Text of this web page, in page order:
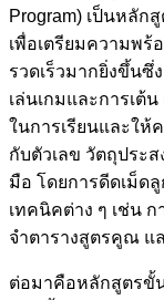
Program) เป็นหลัก
เพื่อเตรียมความพร้
รวดเร็วมากยิ่งขึ้นซึ่
เล่นเกมและการเต้
ในการเรียนและให้
กับตัวเลข วัตถุประ
มือ โดยการดีดเม็ด
เทคนิคต่าง ๆ เช่น
จำตารางสูตรคูณ แ
ต่อมาคือหลักสูตรขั้